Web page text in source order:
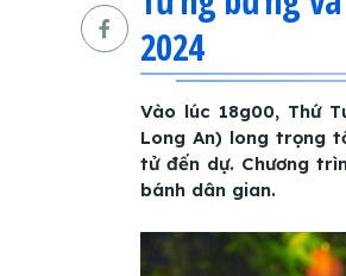
2024
Vào lúc 18g00, Thứ
Long An) long trọng
tử đến dự. Chương
bánh dân gian.